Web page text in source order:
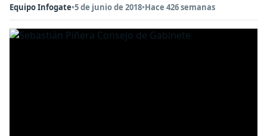
Equipo Infogate•5 de junio de 2018•Hace 426 semanas